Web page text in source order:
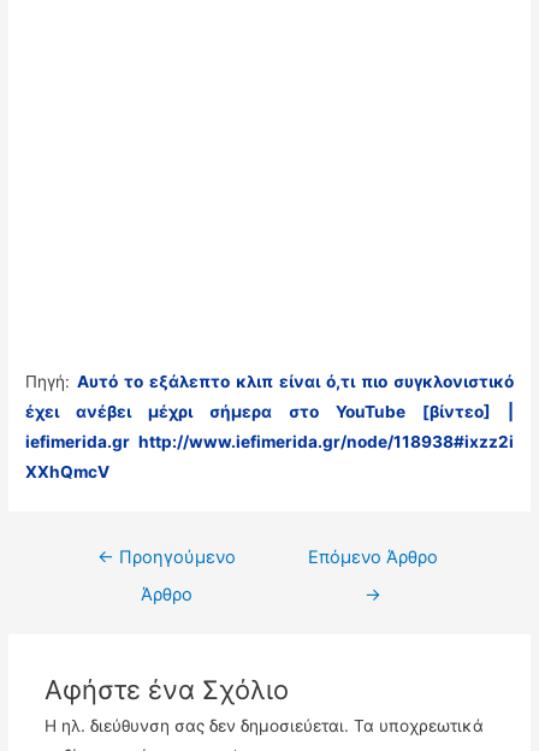
Πηγή:Αυτό το εξάλεπτο κλιπ είναι ό,τι πιο συγκλονιστικό
έχει ανέβει μέχρι σήμερα στο YouTube [βίντεο] |
iefimerida.gr http://www.iefimerida.gr/node/118938#ixzz2i
XXhQmcV
Πλοήγηση
άρθρων
← Προηγούμενο
Άρθρο
Επόμενο Άρθρο
→
Αφήστε ένα Σχόλιο
Η ηλ. διεύθυνση σας δεν δημοσιεύεται. Τα υποχρεωτικά